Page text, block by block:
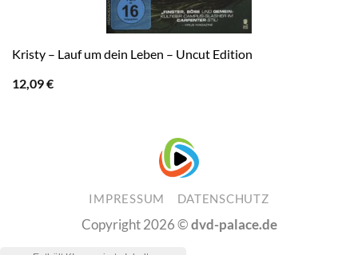
Kristy – Lauf um dein Leben – Uncut Edition
12,09€
IMPRESSUM DATENSCHUTZ
Copyright 2026 ©dvd-palace.de